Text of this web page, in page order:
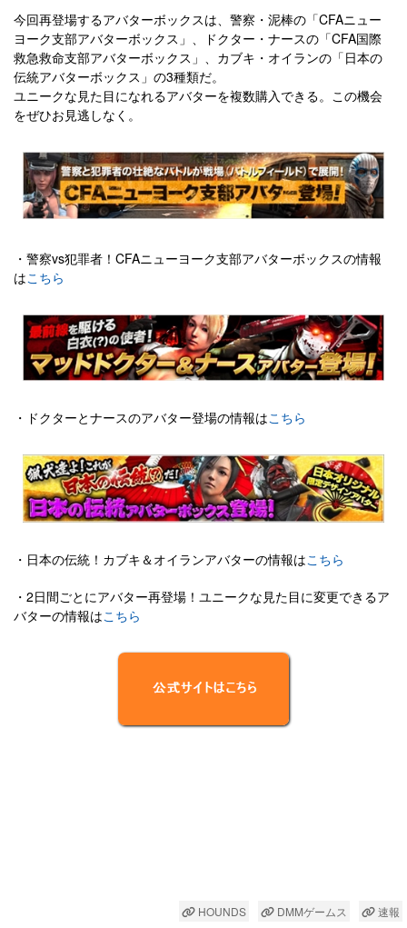
今回再登場するアバターボックスは、警察・泥棒の「CFAニュー
ヨーク支部アバターボックス」、ドクター・ナースの「CFA国際
救急救命支部アバターボックス」、カブキ・オイランの「日本の
伝統アバターボックス」の3種類だ。
ユニークな見た目になれるアバターを複数購入できる。この機会
をぜひお見逃しなく。
・警察vs犯罪者！CFAニューヨーク支部アバターボックスの情報
はこちら
・ドクターとナースのアバター登場の情報はこちら
・日本の伝統！カブキ＆オイランアバターの情報はこちら
・2日間ごとにアバター再登場！ユニークな見た目に変更できるア
バターの情報はこちら
HOUNDS DMMゲームス 速報